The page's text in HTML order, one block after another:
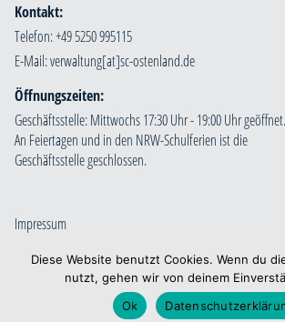
Kontakt:
Telefon: +49 5250 995115
E-Mail:
Öffnungszeiten:
Geschäftsstelle: Mittwochs 17:30 Uhr - 19:00 Uhr geöffnet.
An Feiertagen und in den NRW-Schulferien ist die
Geschäftsstelle geschlossen.
Impressum
Diese Website benutzt Cookies. Wenn du
nutzt, gehen wir von deinem
Ok